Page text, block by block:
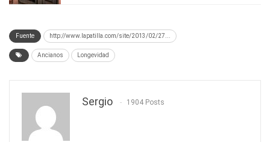
Fuente http://www.lapatilla.com/site/2013/02/27...
Ancianos Longevidad
Sergio 1904 Posts